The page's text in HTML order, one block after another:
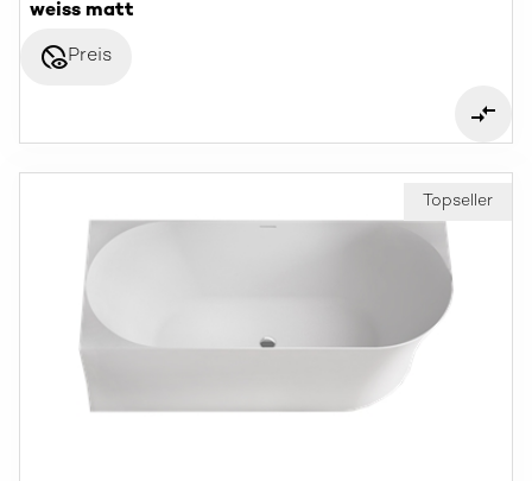
weiss matt
disabled_visiblePreis
Topseller